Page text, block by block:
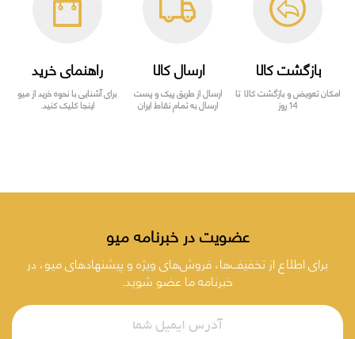
بازگشت کالا
امکان تعویض و بازگشت کالا تا
14 روز
ارسال کالا
ارسال از طریق پیک و پست
ارسال به تمام نقاط ایران
راهنمای خرید
برای آشنایی با نحوه خرید از میو
اینجا کلیک کنید.
عضویت در خبرنامه میو
برای اطلاع از تخفیف‌ها، فروش‌های ویژه و پیشنهادهای میو، در
خبرنامه ما عضو شوید.